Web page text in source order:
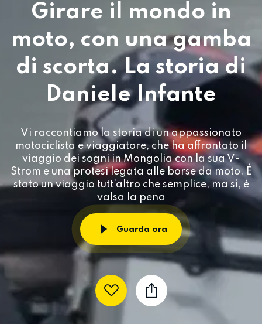
Girare il mondo in
moto, con una gamba
di scorta. La storia di
Daniele Infante
Vi raccontiamo la storia di un appassionato
motociclista e viaggiatore, che ha affrontato il
viaggio dei sogni in Mongolia con la sua V-
Strom e una protesi legata alle borse da moto. È
stato un viaggio tutt’altro che semplice, ma sì, è
valsa la pena
Guarda ora